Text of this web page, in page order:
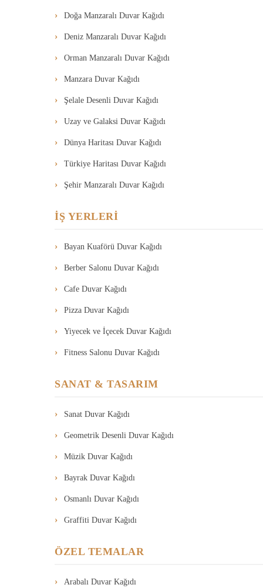
Doğa Manzaralı Duvar Kağıdı
Deniz Manzaralı Duvar Kağıdı
Orman Manzaralı Duvar Kağıdı
Manzara Duvar Kağıdı
Şelale Desenli Duvar Kağıdı
Uzay ve Galaksi Duvar Kağıdı
Dünya Haritası Duvar Kağıdı
Türkiye Haritası Duvar Kağıdı
Şehir Manzaralı Duvar Kağıdı
İŞ YERLERİ
Bayan Kuaförü Duvar Kağıdı
Berber Salonu Duvar Kağıdı
Cafe Duvar Kağıdı
Pizza Duvar Kağıdı
Yiyecek ve İçecek Duvar Kağıdı
Fitness Salonu Duvar Kağıdı
SANAT & TASARIM
Sanat Duvar Kağıdı
Geometrik Desenli Duvar Kağıdı
Müzik Duvar Kağıdı
Bayrak Duvar Kağıdı
Osmanlı Duvar Kağıdı
Graffiti Duvar Kağıdı
ÖZEL TEMALAR
Arabalı Duvar Kağıdı